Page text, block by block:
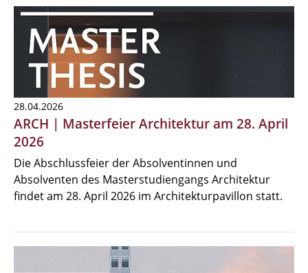
28.04.2026
ARCH | Masterfeier Architektur am 28. April
2026
Die Abschlussfeier der Absolventinnen und
Absolventen des Masterstudiengangs Architektur
findet am 28. April 2026 im Architekturpavillon statt.